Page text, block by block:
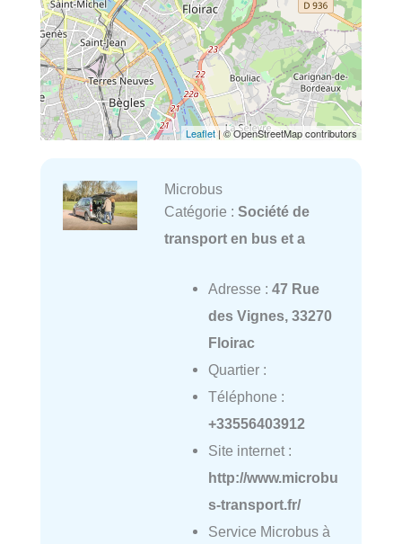
Leaflet| © OpenStreetMap contributors
Microbus
Catégorie : Société de
transport en bus et a
Adresse : 47 Rue
des Vignes, 33270
Floirac
Quartier :
Téléphone :
+33556403912
Site internet :
http://www.microbu
s-transport.fr/
Service Microbus à